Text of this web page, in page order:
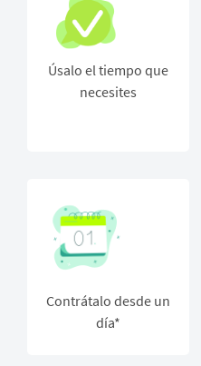
Úsalo el tiempo que
necesites
Contrátalo desde un
día*